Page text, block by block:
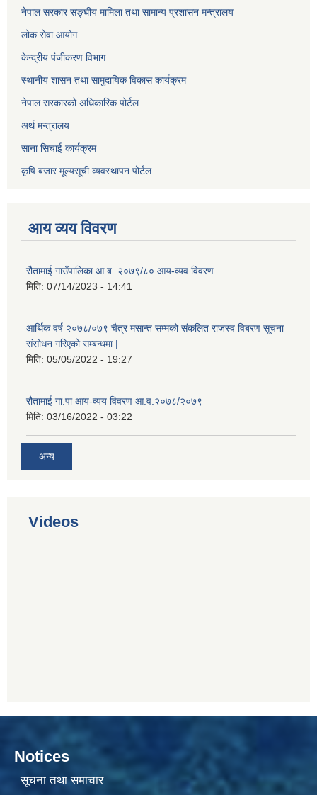
नेपाल सरकार सङ्घीय मामिला तथा सामान्य प्रशासन मन्त्रालय
लोक सेवा आयोग
केन्द्रीय पंजीकरण विभाग
स्थानीय शासन तथा सामुदायिक विकास कार्यक्रम
नेपाल सरकारको अधिकारिक पोर्टल
अर्थ मन्त्रालय
साना सिचाई कार्यक्रम
कृषि बजार मूल्यसूची व्यवस्थापन पोर्टल
आय व्यय विवरण
रौतामाई गाउँपालिका आ.ब. २०७९/८० आय-व्यव विवरण
मिति: 07/14/2023 - 14:41
आर्थिक वर्ष २०७८/०७९ चैत्र मसान्त सम्मको संकलित राजस्व विबरण सूचना
संसोधन गरिएको सम्बन्धमा |
मिति: 05/05/2022 - 19:27
रौतामाई गा.पा आय-व्यय विवरण आ.व.२०७८/२०७९
मिति: 03/16/2022 - 03:22
अन्य
Videos
Notices
सूचना तथा समाचार